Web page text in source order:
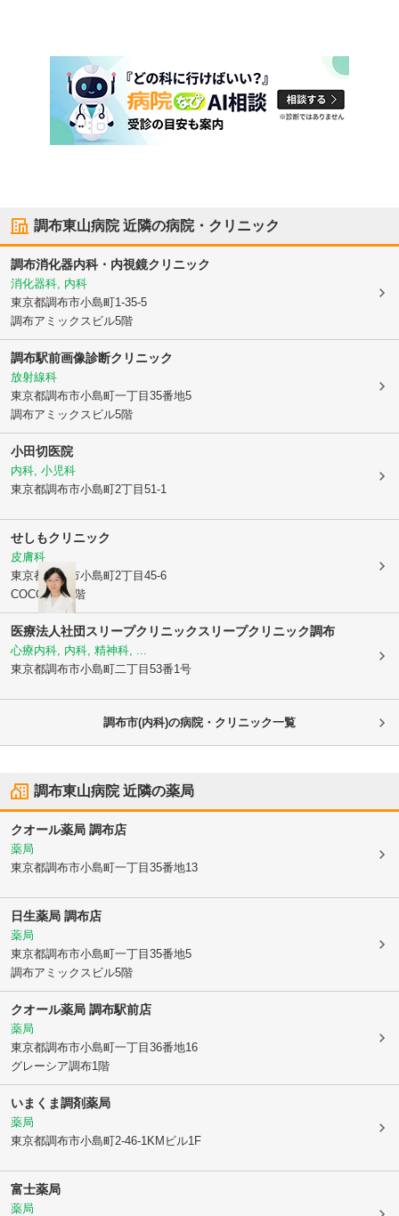
調布東山病院近隣の病院・クリニック
調布消化器内科・内視鏡クリニック
消化器科, 内科
東京都調布市小島町1-35-5
調布アミックスビル5階
調布駅前画像診断クリニック
放射線科
東京都調布市小島町一丁目35番地5
調布アミックスビル5階
小田切医院
内科, 小児科
東京都調布市小島町2丁目51-1
せしもクリニック
皮膚科
東京都調布市小島町2丁目45-6
COCO調布1階
医療法人社団スリープクリニックスリープクリニック調布
心療内科, 内科, 精神科, ...
東京都調布市小島町二丁目53番1号
調布市(内科)の病院・クリニック一覧
調布東山病院近隣の薬局
クオール薬局 調布店
薬局
東京都調布市小島町一丁目35番地13
日生薬局 調布店
薬局
東京都調布市小島町一丁目35番地5
調布アミックスビル5階
クオール薬局 調布駅前店
薬局
東京都調布市小島町一丁目36番地16
グレーシア調布1階
いまくま調剤薬局
薬局
東京都調布市小島町2-46-1KMビル1F
富士薬局
薬局